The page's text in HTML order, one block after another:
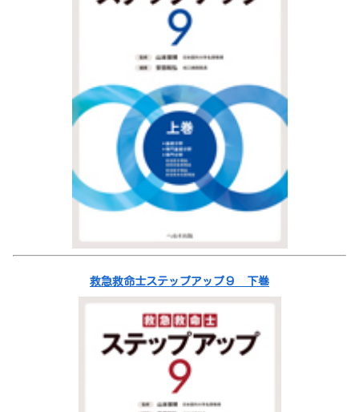
救急救命士ステップアップ９ 下巻